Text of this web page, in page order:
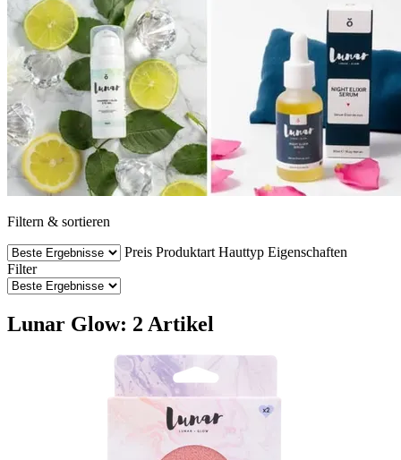
Filtern & sortieren
Preis Produktart Hauttyp Eigenschaften
Filter
Lunar Glow: 2 Artikel